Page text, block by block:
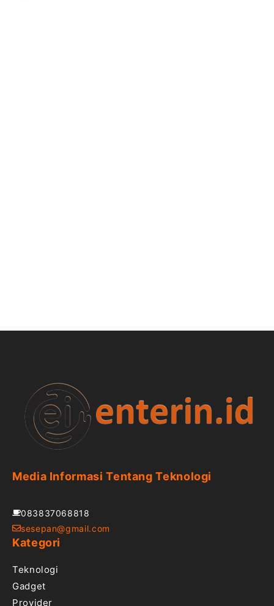
Media Informasi Tentang Teknologi
083837068818
sesepan@gmail.com
Kategori
Teknologi
Gadget
Provider